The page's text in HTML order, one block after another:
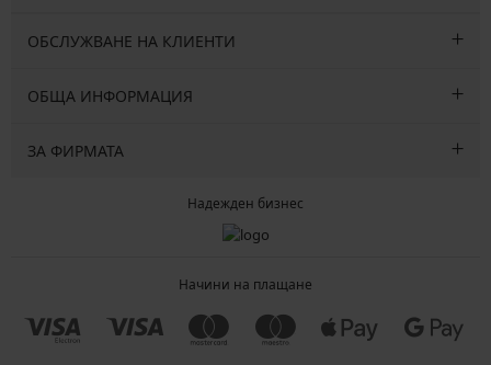
ОБСЛУЖВАНЕ НА КЛИЕНТИ
ОБЩА ИНФОРМАЦИЯ
ЗА ФИРМАТА
Надежден бизнес
Начини на плащане